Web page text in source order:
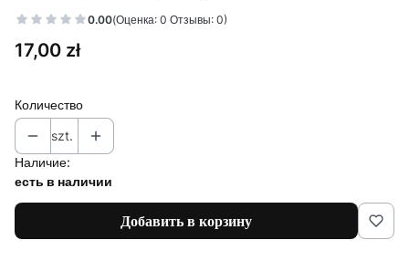
0.00(Оценка: 0 Отзывы: 0)
Цена
17,00 zł
Количество
szt.
Наличие:
есть в наличии
Добавить в корзину